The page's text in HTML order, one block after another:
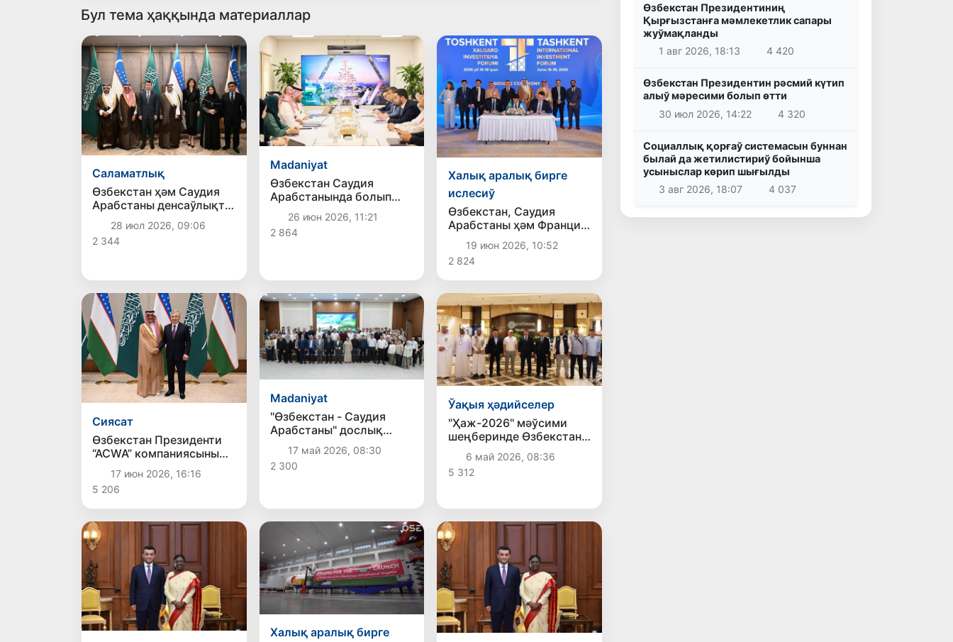
Бул тема ҳаққында материаллар
Саламатлық
Өзбекстан ҳәм Саудия
Арабстаны денсаўлықты
сақлаў тараўында бирге
ислесиўди кеңейтпекте
28 июл 2026, 09:06
2 344
Madaniyat
Өзбекстан Саудия
Арабстанында болып
өтетуғын EXPO - 2030
пүткил жер жүзилик
көргизбесинде
26 июн 2026, 11:21
2 864
Халық аралық бирге
ислесиў
Өзбекстан, Саудия
Арабстаны ҳәм Франция
қәўипли шығындыларды
қайта ислеў бойынша
бирге ислесиўге келисип
алды
19 июн 2026, 10:52
2 824
Сиясат
Өзбекстан Президенти
“ACWA” компаниясының
басқарма баслығы
менен ушырасты
17 июн 2026, 16:16
5 206
Madaniyat
"Өзбекстан - Саудия
Арабстаны" дослық
жәмийети дүзилди
17 май 2026, 08:30
2 300
Ўақыя ҳәдийселер
"Ҳаж-2026" мәўсими
шеңберинде Өзбекстан
пуқаралары Саудия
Арабстанына зыярат
етиў ушын келди
6 май 2026, 08:36
5 312
Халық аралық бирге
Өзбекстан Президентиниң
Қырғызстанға мәмлекетлик сапары
жуўмақланды
1 авг 2026, 18:13
4 420
Өзбекстан Президентин рәсмий күтип
алыў мәресими болып өтти
30 июл 2026, 14:22
4 320
Социаллық қорғаў системасын буннан
былай да жетилистириў бойынша
усыныслар көрип шығылды
3 авг 2026, 18:07
4 037